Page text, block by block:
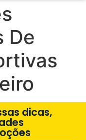
De
dicas,